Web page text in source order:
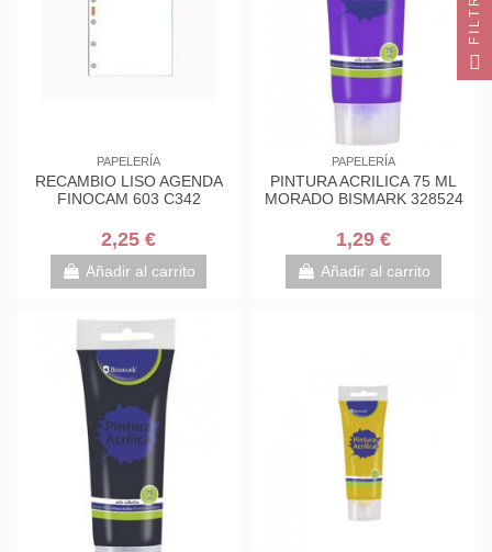
PAPELERÍA
RECAMBIO LISO AGENDA
FINOCAM 603 C342
2,25 €
Añadir al carrito
PAPELERÍA
PINTURA ACRILICA 75 ML
MORADO BISMARK 328524
1,29 €
Añadir al carrito